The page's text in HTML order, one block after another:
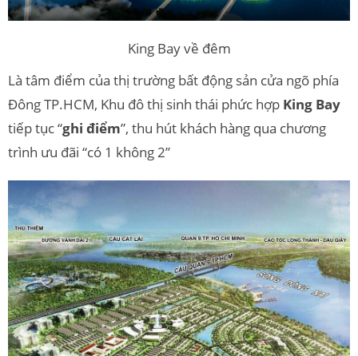
King Bay về đêm
Là tâm điểm của thị trường bất động sản cửa ngõ phía
Đông TP.HCM, Khu đô thị sinh thái phức hợp King Bay
tiếp tục “ghi điểm”, thu hút khách hàng qua chương
trình ưu đãi “có 1 không 2”